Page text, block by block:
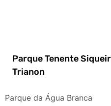
Parque Tenente
Trianon
Parque da Água Branca